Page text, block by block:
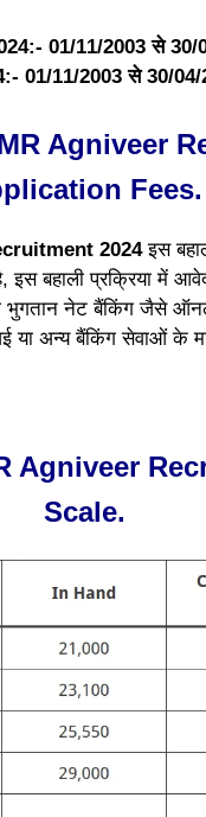
01/11/2003 से 30/
01/11/2003 से 30/04/
Agniveer
Fees.
2024इस
बहाली प्रक्रिया में
भुगतान नेट बैंकिंग जैसे
या अन्य बैंकिंग सेवाओं के
Agniveer
Scale.